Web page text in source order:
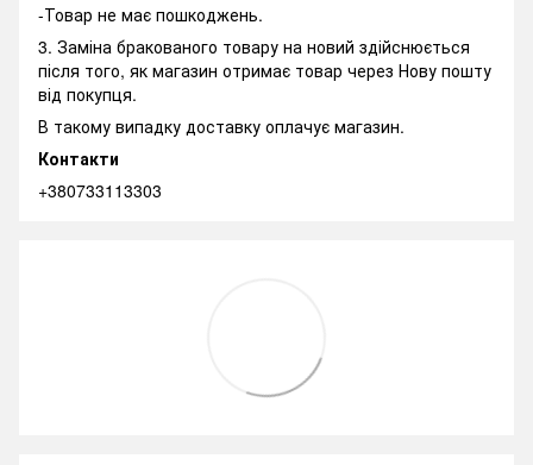
-Товар не має пошкоджень.
3. Заміна бракованого товару на новий здійснюється
після того, як магазин отримає товар через Нову пошту
від покупця.
В такому випадку доставку оплачує магазин.
Контакти
+380733113303